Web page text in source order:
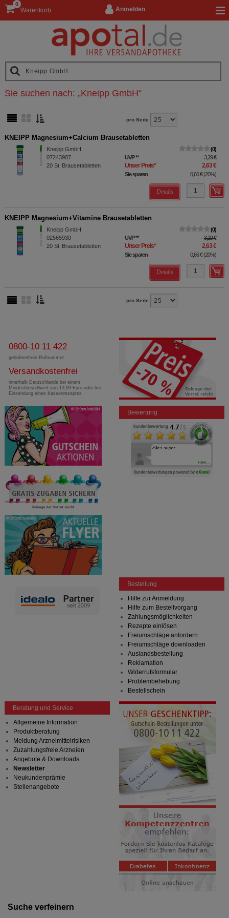
Anmelden
Warenkorb
0
Suche verfeinern
Sie suchen nach: „Kneipp GmbH“
pro Seite
KNEIPP Magnesium+Calcium Brausetabletten
Kneipp GmbH
07243987
20 St Brausetabletten
0
UVP** 3,29 €
Unser Preis* 2,63 €
Sie sparen 0,66 €(20%)
Details
KNEIPP Magnesium+Vitamine Brausetabletten
Kneipp GmbH
02565930
20 St Brausetabletten
0
UVP** 3,29 €
Unser Preis* 2,63 €
Sie sparen 0,66 €(20%)
Details
pro Seite
0800-10 11 422
gebührenfreie Rufnummer
Versandkostenfrei
innerhalb Deutschlands bei einem
Mindestbestellwert von 13,99 Euro oder bei
Einsendung eines Kassenrezeptes
Bewertung
Bestellung
Hilfe zur Anmeldung
Hilfe zum Bestellvorgang
Zahlungsmöglichkeiten
Rezepte einlösen
Freiumschläge anfordern
Freiumschläge downloaden
Auslandsbestellung
Reklamation
Widerrufsformular
Problembehebung
Bestellschein
Beratung und Service
Allgemeine Information
Produktberatung
Meldung Arzneimittelrisiken
Zuzahlungsfreie Arzneien
Angebote & Downloads
Newsletter
Neukundenprämie
Stellenangebote